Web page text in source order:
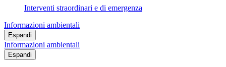
Interventi straordinari e di emergenza
Informazioni ambientali
Espandi
Informazioni ambientali
Espandi